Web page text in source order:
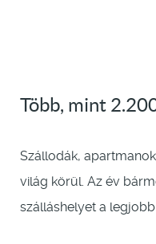
Több, mint
Szállodák,
világ körül. Az év
szálláshelyet a legjobb